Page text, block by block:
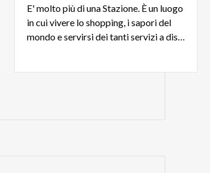
E' molto più di una Stazione. È un luogo
in cui vivere lo shopping, i sapori del
mondo e servirsi dei tanti servizi a disposizione